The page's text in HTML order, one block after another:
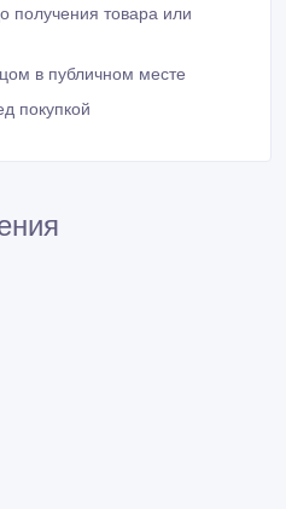
получения товара или
в публичном месте
покупкой